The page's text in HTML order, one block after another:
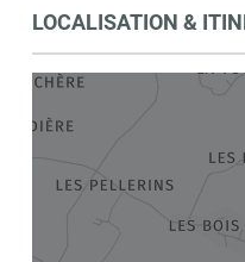
LOCALISATION &